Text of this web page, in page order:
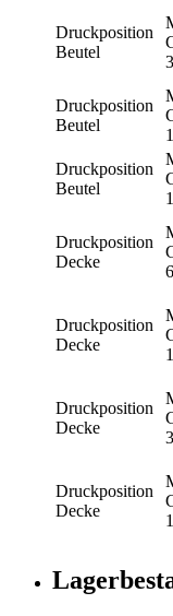
Druckposition
Beutel
Druckposition
Beutel
Druckposition
Beutel
Druckposition
Decke
Druckposition
Decke
Druckposition
Decke
Druckposition
Decke